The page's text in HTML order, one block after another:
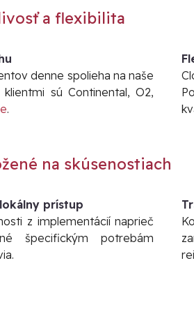
a flexibilita
denne spolieha na naše
sú Continental, O2,
.
na skúsenostiach
prístup
z implementácií naprieč
špecifickým potrebám